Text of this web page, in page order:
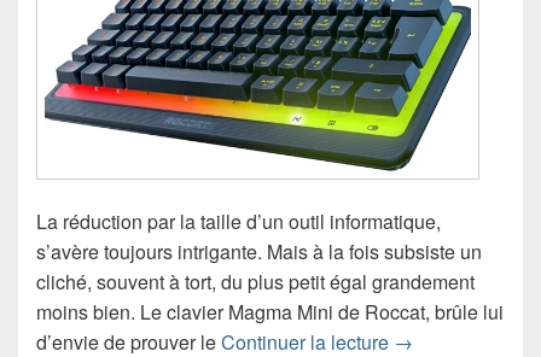
La réduction par la taille d’un outil informatique,
s’avère toujours intrigante. Mais à la fois subsiste un
cliché, souvent à tort, du plus petit égal grandement
moins bien. Le clavier Magma Mini de Roccat, brûle lui
d’envie de prouver leContinuer la lecture Chronique
→